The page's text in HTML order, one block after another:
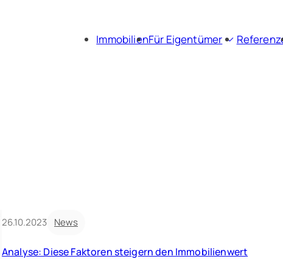
ImmobilienFür Eigentümer
26.10.2023 News
Analyse: Diese Faktoren steigern den Immobilienwert